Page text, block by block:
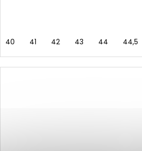
40 41 42 43 44 44,5